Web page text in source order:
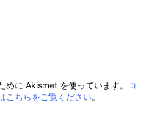
めに Akismet を使っています。
コ
こちらをご覧ください。